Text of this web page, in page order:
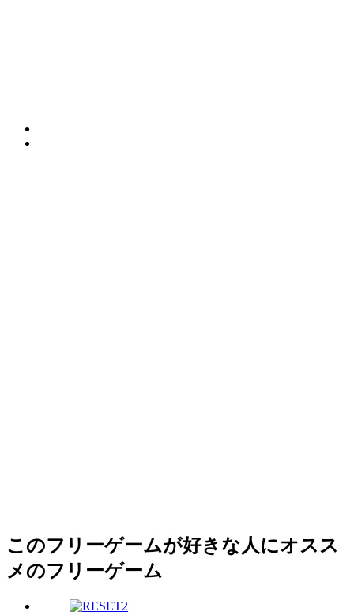
このフリーゲームが好きな人にオスス
メのフリーゲーム